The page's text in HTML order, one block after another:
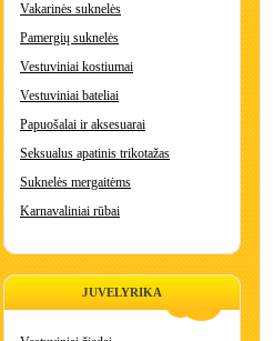
Vakarinės suknelės
Pamergių suknelės
Vestuviniai kostiumai
Vestuviniai bateliai
Papuošalai ir aksesuarai
Seksualus apatinis trikotažas
Suknelės mergaitėms
Karnavaliniai rūbai
JUVELYRIKA